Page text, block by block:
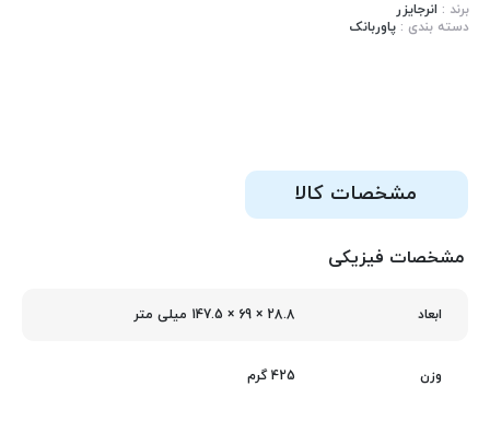
برند : انرجایزر
دسته بندی :پاوربانک
مشخصات کالا
مشخصات فیزیکی
ابعاد 28.8 × 69 × 147.5 میلی‌ متر
وزن 425 گرم